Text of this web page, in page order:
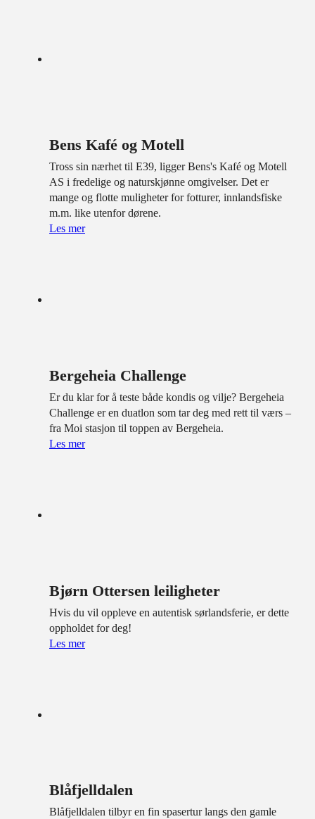
Bens Kafé og Motell
Tross sin nærhet til E39, ligger Bens's Kafé og Motell
AS i fredelige og naturskjønne omgivelser. Det er
mange og flotte muligheter for fotturer, innlandsfiske
m.m. like utenfor dørene.
Les mer
Bergeheia Challenge
Er du klar for å teste både kondis og vilje? Bergeheia
Challenge er en duatlon som tar deg med rett til værs –
fra Moi stasjon til toppen av Bergeheia.
Les mer
Bjørn Ottersen leiligheter
Hvis du vil oppleve en autentisk sørlandsferie, er dette
oppholdet for deg!
Les mer
Blåfjelldalen
Blåfjelldalen tilbyr en fin spasertur langs den gamle